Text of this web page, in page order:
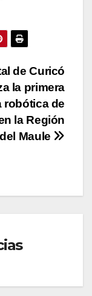
de Curicó
la primera
robótica de
la Región
del Maule